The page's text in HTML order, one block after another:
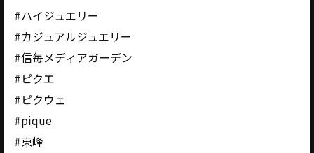
#ハイジュエリー
#カジュアルジュエリー
#信毎メディアガーデン
#ピクエ
#ピクウェ
#pique
#東峰